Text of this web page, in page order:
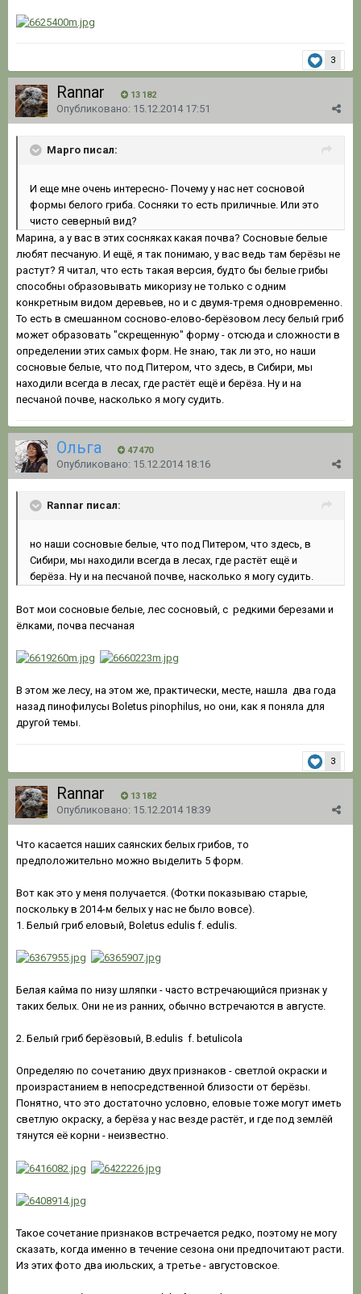
3
Rannar 13 182
Опубликовано: 15.12.2014 17:51
Марго писал:
И еще мне очень интересно- Почему у нас нет сосновой
формы белого гриба. Сосняки то есть приличные. Или это
чисто северный вид?
Марина, а у вас в этих сосняках какая почва? Сосновые белые
любят песчаную. И ещё, я так понимаю, у вас ведь там берёзы не
растут? Я читал, что есть такая версия, будто бы белые грибы
способны образовывать микоризу не только с одним
конкретным видом деревьев, но и с двумя-тремя одновременно.
То есть в смешанном сосново-елово-берёзовом лесу белый гриб
может образовать "скрещенную" форму - отсюда и сложности в
определении этих самых форм. Не знаю, так ли это, но наши
сосновые белые, что под Питером, что здесь, в Сибири, мы
находили всегда в лесах, где растёт ещё и берёза. Ну и на
песчаной почве, насколько я могу судить.
Ольга 47 470
Опубликовано: 15.12.2014 18:16
Rannar писал:
но наши сосновые белые, что под Питером, что здесь, в
Сибири, мы находили всегда в лесах, где растёт ещё и
берёза. Ну и на песчаной почве, насколько я могу судить.
Вот мои сосновые белые, лес сосновый, с редкими березами и
ёлками, почва песчаная
В этом же лесу, на этом же, практически, месте, нашла два года
назад пинофилусы Boletus pinophilus, но они, как я поняла для
другой темы.
3
Rannar 13 182
Опубликовано: 15.12.2014 18:39
Что касается наших саянских белых грибов, то
предположительно можно выделить 5 форм.
Вот как это у меня получается. (Фотки показываю старые,
поскольку в 2014-м белых у нас не было вовсе).
1. Белый гриб еловый, Boletus edulis f. edulis.
Белая кайма по низу шляпки - часто встречающийся признак у
таких белых. Они не из ранних, обычно встречаются в августе.
2. Белый гриб берёзовый, B.edulis f. betulicola
Определяю по сочетанию двух признаков - светлой окраски и
произрастанием в непосредственной близости от берёзы.
Понятно, что это достаточно условно, еловые тоже могут иметь
светлую окраску, а берёза у нас везде растёт, и где под землёй
тянутся её корни - неизвестно.
Такое сочетание признаков встречается редко, поэтому не могу
сказать, когда именно в течение сезона они предпочитают расти.
Из этих фото два июльских, а третье - августовское.